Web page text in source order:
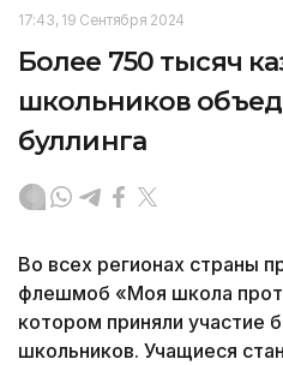
17:43, 19 Сентября 2024
Более 750 тысяч
школьников
буллинга
Во всех регионах страны
флешмоб «Моя школа
котором приняли участие
школьников. Учащиеся